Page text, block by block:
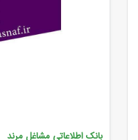
بانک اطلاعاتی مشاغل مرند